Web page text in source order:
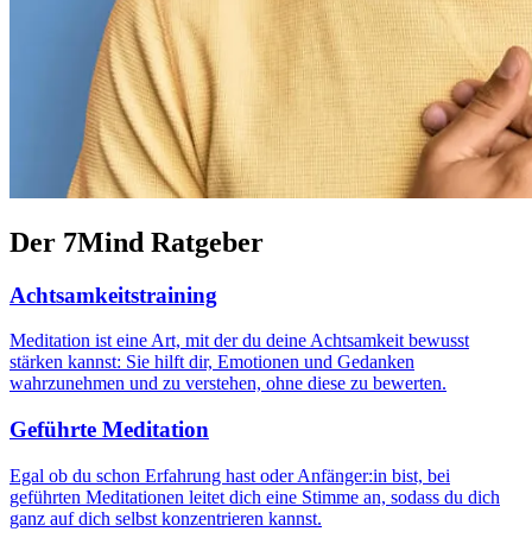
Der 7Mind Ratgeber
Achtsamkeitstraining
Meditation ist eine Art, mit der du deine Achtsamkeit bewusst
stärken kannst: Sie hilft dir, Emotionen und Gedanken
wahrzunehmen und zu verstehen, ohne diese zu bewerten.
Geführte Meditation
Egal ob du schon Erfahrung hast oder Anfänger:in bist, bei
geführten Meditationen leitet dich eine Stimme an, sodass du dich
ganz auf dich selbst konzentrieren kannst.